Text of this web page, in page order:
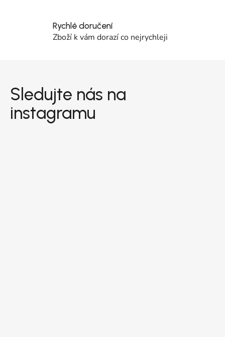
Rychlé doručení
Zboží k vám dorazí co nejrychleji
Sledujte nás na
instagramu